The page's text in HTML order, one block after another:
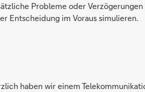
Probleme oder
Entscheidung im Voraus simulieren.
haben wir einem